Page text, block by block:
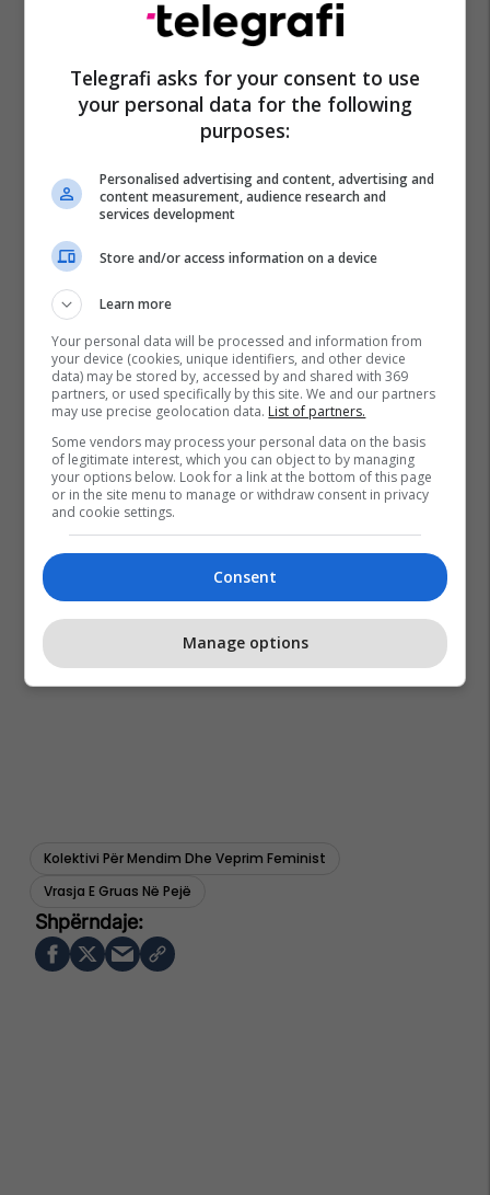
Kolektivi Për Mendim Dhe Veprim Feminist
Vrasja E Gruas Në Pejë
Telegrafi asks for your consent to use
your personal data for the following
purposes:
Personalised advertising and content, advertising and
content measurement, audience research and
services development
Store and/or access information on a device
Learn more
Your personal data will be processed and information from
your device (cookies, unique identifiers, and other device
data) may be stored by, accessed by and shared with 369
partners, or used specifically by this site. We and our partners
may use precise geolocation data. List of partners.
Some vendors may process your personal data on the basis
of legitimate interest, which you can object to by managing
your options below. Look for a link at the bottom of this page
or in the site menu to manage or withdraw consent in privacy
and cookie settings.
Consent
Manage options